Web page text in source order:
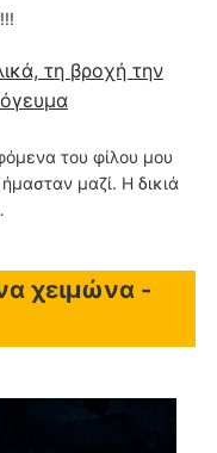
τη βροχή την
του φίλου μου
μαζί. Η δικιά
χειμώνα -